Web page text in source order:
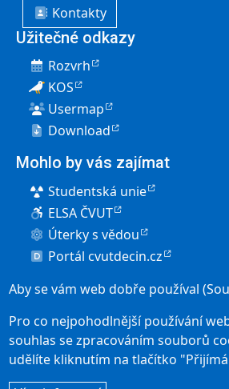
Kontakty
Užitečné odkazy
Rozvrh
KOS
Usermap
Download
Mohlo by vás zajímat
Studentská unie
ELSA ČVUT
Úterky s vědou
Portál cvutdecin.cz
Pro uchazeče
Elektronická přihláška
Přijímací řízení
Studium v Děčíně
Aby se vám web dobře používal
Pro co nejpohodlnější používání
souhlas se zpracováním souborů
udělíte kliknutím na tlačítko